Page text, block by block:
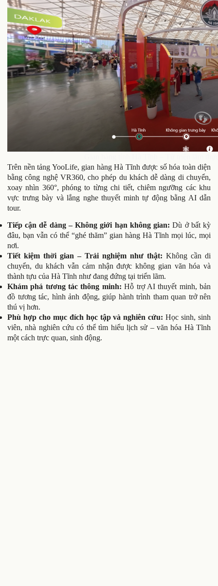
Trên nền tảng YooLife, gian hàng Hà Tĩnh được số hóa toàn diện
bằng công nghệ VR360, cho phép du khách dễ dàng di chuyển,
xoay nhìn 360°, phóng to từng chi tiết, chiêm ngưỡng các khu
vực trưng bày và lắng nghe thuyết minh tự động bằng AI dẫn
tour.
Tiếp cận dễ dàng – Không giới hạn không gian: Dù ở bất kỳ
đâu, bạn vẫn có thể “ghé thăm” gian hàng Hà Tĩnh mọi lúc, mọi
nơi.
Tiết kiệm thời gian – Trải nghiệm như thật: Không cần di
chuyển, du khách vẫn cảm nhận được không gian văn hóa và
thành tựu của Hà Tĩnh như đang đứng tại triển lãm.
Khám phá tương tác thông minh: Hỗ trợ AI thuyết minh, bản
đồ tương tác, hình ảnh động, giúp hành trình tham quan trở nên
thú vị hơn.
Phù hợp cho mục đích học tập và nghiên cứu: Học sinh, sinh
viên, nhà nghiên cứu có thể tìm hiểu lịch sử – văn hóa Hà Tĩnh
một cách trực quan, sinh động.